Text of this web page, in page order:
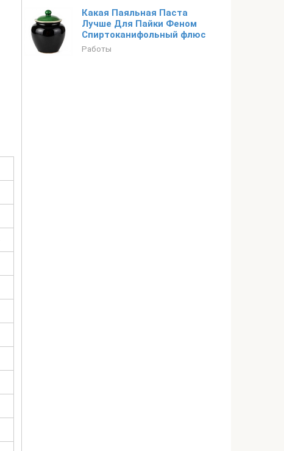
Какая Паяльная Паста
Лучше Для Пайки Феном
Спиртоканифольный флюс
Работы